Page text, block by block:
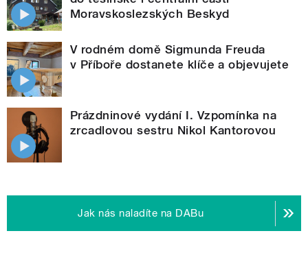
Moravskoslezských Beskyd
V rodném domě Sigmunda Freuda
v Příboře dostanete klíče a objevujete
Prázdninové vydání I. Vzpomínka na
zrcadlovou sestru Nikol Kantorovou
Jak nás naladíte na DABu